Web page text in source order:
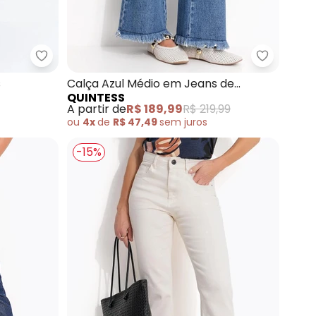
(Jeans Branca)
Quintess - Calça Azul Escuro em Jeans
Quintess
Calça Azul Médio em Jeans de
Algodão
QUINTESS
A partir deR$ 189,99R$ 219,99
ou 4xde R$ 47,49sem juros
-15%